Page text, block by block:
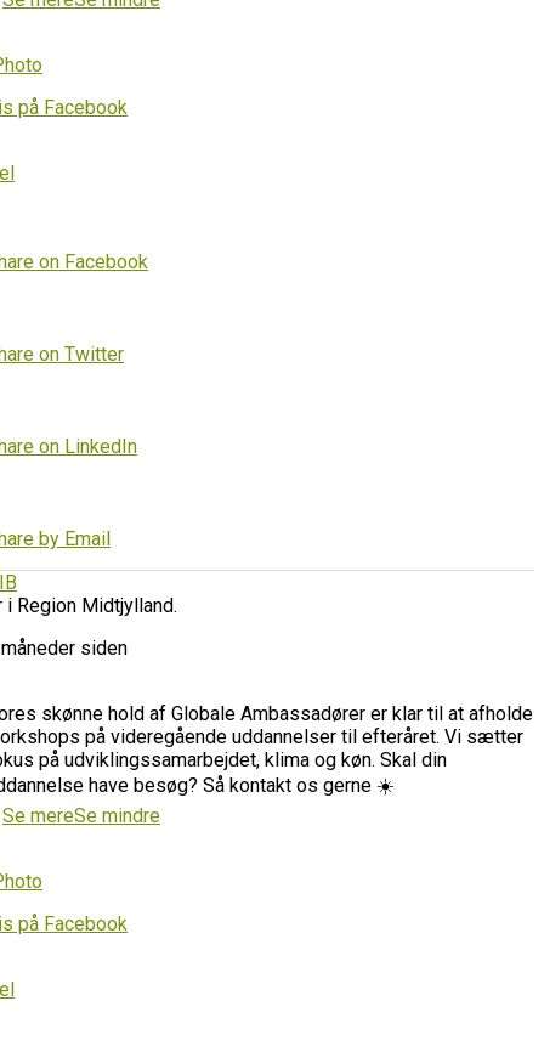
på Facebook
on Facebook
on Twitter
on LinkedIn
by Email
i Region Midtjylland.
siden
skønne hold af Globale Ambassadører er klar til at afholde
på videregående uddannelser til efteråret. Vi sætter
på udviklingssamarbejdet, klima og køn. Skal din
have besøg? Så kontakt os gerne ☀️
Se mereSe mindre
på Facebook